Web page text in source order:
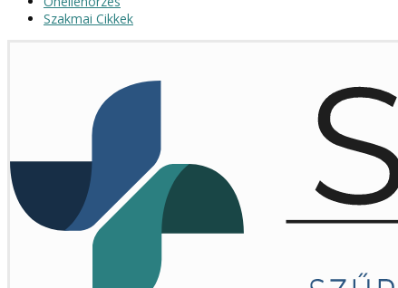
Szakmai Cikkek